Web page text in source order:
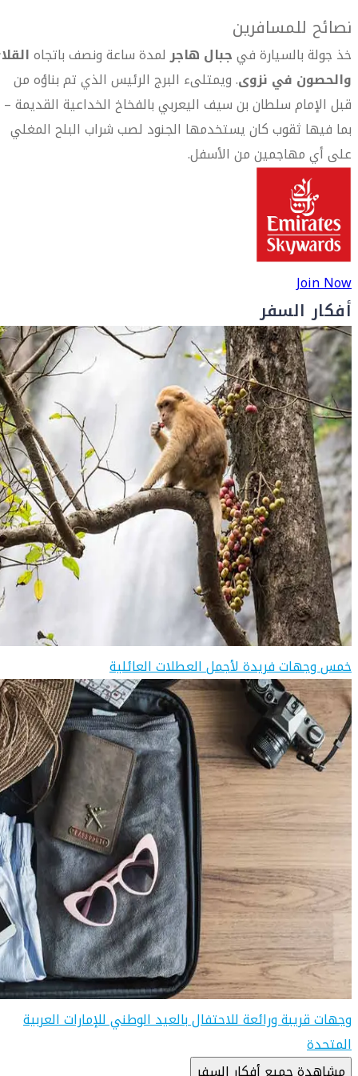
نصائح للمسافرين
خذ جولة بالسيارة فيجبال هاجرلمدة ساعة ونصف باتجاه
والحصون في نزوى. ويمتلىء البرج الرئيس الذي تم بناؤه من
قبل الإمام سلطان بن سيف اليعربي بالفخاخ الخداعية القديمة –
بما فيها ثقوب كان يستخدمها الجنود لصب شراب البلح المغلي
على أي مهاجمين من الأسفل.
Join Now
أفكار السفر
خمس وجهات فريدة لأجمل العطلات العائلية
وجهات قريبة ورائعة للاحتفال بالعيد الوطني للإمارات العربية
المتحدة